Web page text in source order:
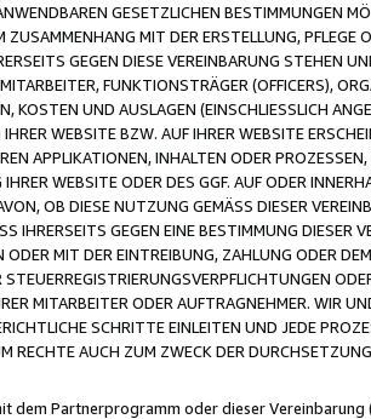
GESETZLICHEN BESTIMMUNGEN
MIT DER ERSTELLUNG, PFLEGE
GEGEN DIESE VEREINBARUNG STEHEN
FUNKTIONSTRÄGER (OFFICERS),
KOSTEN UND AUSLAGEN (EINSCHLIESSLICH
WEBSITE BZW. AUF IHRER WEBSITE
APPLIKATIONEN, INHALTEN ODER
WEBSITE ODER DES GGF. AUF ODER
OB DIESE NUTZUNG GEMÄSS DIESER
GEGEN EINE BESTIMMUNG DIESER
MIT DER EINTREIBUNG, ZAHLUNG ODER
MITARBEITER ODER AUFTRAGNEHMER. WIR
SCHRITTE EINLEITEN UND JEDE
RECHTE AUCH ZUM ZWECK DER
dem Partnerprogramm oder dieser